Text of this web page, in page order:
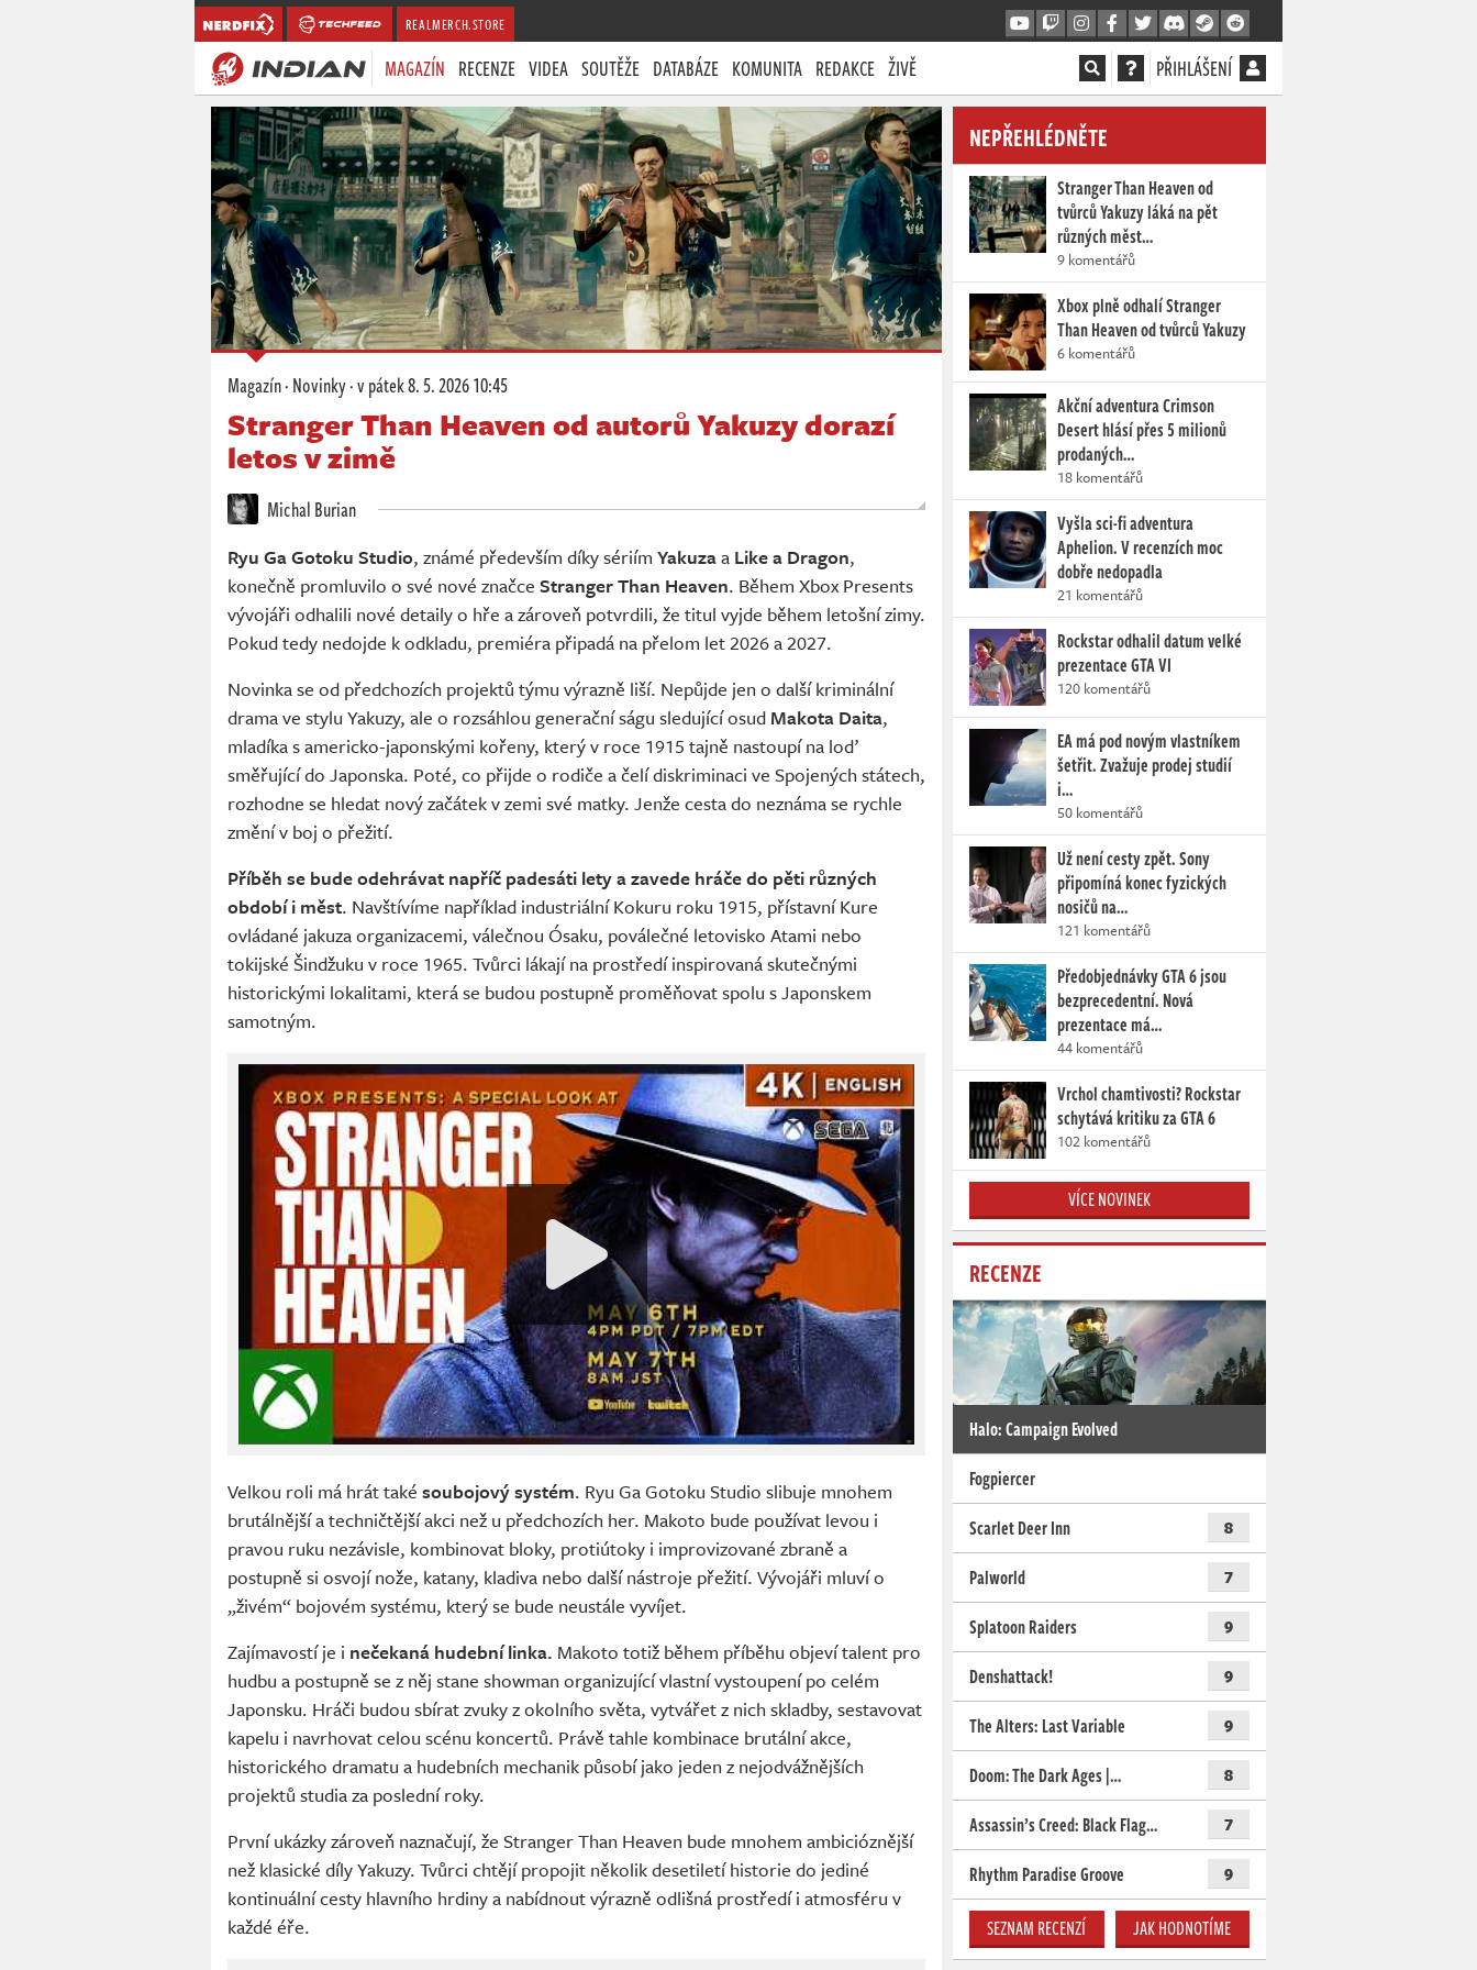
REALMERCH.STORE
MAGAZÍN RECENZE VIDEA SOUTĚŽE DATABÁZE KOMUNITA REDAKCE ŽIVĚ PŘIHLÁŠENÍ
Magazín·Novinky·v pátek8. 5. 2026 10:45
Stranger Than Heaven od autorů Yakuzy dorazí
letos v zimě
Michal Burian
Ryu Ga Gotoku Studio, známé především díky sériím Yakuzaa Like a Dragon,
konečně promluvilo o své nové značce Stranger Than Heaven. Během Xbox Presents
vývojáři odhalili nové detaily o hře a zároveň potvrdili, že titul vyjde během letošní zimy.
Pokud tedy nedojde k odkladu, premiéra připadá na přelom let 2026 a 2027.
Novinka se od předchozích projektů týmu výrazně liší. Nepůjde jen o další kriminální
drama ve stylu Yakuzy, ale o rozsáhlou generační ságu sledující osud Makota Daita,
mladíka s americko-japonskými kořeny, který v roce 1915 tajně nastoupí na loď
směřující do Japonska. Poté, co přijde o rodiče a čelí diskriminaci ve Spojených státech,
rozhodne se hledat nový začátek v zemi své matky. Jenže cesta do neznáma se rychle
změní v boj o přežití.
Příběh se bude odehrávat napříč padesáti lety a zavede hráče do pěti různých
období i měst. Navštívíme například industriální Kokuru roku 1915, přístavní Kure
ovládané jakuza organizacemi, válečnou Ósaku, poválečné letovisko Atami nebo
tokijské Šindžuku v roce 1965. Tvůrci lákají na prostředí inspirovaná skutečnými
historickými lokalitami, která se budou postupně proměňovat spolu s Japonskem
samotným.
Velkou roli má hrát také soubojový systém. Ryu Ga Gotoku Studio slibuje mnohem
brutálnější a techničtější akci než u předchozích her. Makoto bude používat levou i
pravou ruku nezávisle, kombinovat bloky, protiútoky i improvizované zbraně a
postupně si osvojí nože, katany, kladiva nebo další nástroje přežití. Vývojáři mluví o
„živém“ bojovém systému, který se bude neustále vyvíjet.
Zajímavostí je i nečekaná hudební linka. Makoto totiž během příběhu objeví talent pro
hudbu a postupně se z něj stane showman organizující vlastní vystoupení po celém
Japonsku. Hráči budou sbírat zvuky z okolního světa, vytvářet z nich skladby, sestavovat
kapelu i navrhovat celou scénu koncertů. Právě tahle kombinace brutální akce,
historického dramatu a hudebních mechanik působí jako jeden z nejodvážnějších
projektů studia za poslední roky.
První ukázky zároveň naznačují, že Stranger Than Heaven bude mnohem ambicióznější
než klasické díly Yakuzy. Tvůrci chtějí propojit několik desetiletí historie do jediné
kontinuální cesty hlavního hrdiny a nabídnout výrazně odlišná prostředí i atmosféru v
každé éře.
NEPŘEHLÉDNĚTE
Stranger Than Heaven od
tvůrců Yakuzy láká na pět
různých měst…
9 komentářů
Xbox plně odhalí Stranger
Than Heaven od tvůrců Yakuzy
6 komentářů
Akční adventura Crimson
Desert hlásí přes 5 milionů
prodaných…
18 komentářů
Vyšla sci-fi adventura
Aphelion. V recenzích moc
dobře nedopadla
21 komentářů
Rockstar odhalil datum velké
prezentace GTA VI
120 komentářů
EA má pod novým vlastníkem
šetřit. Zvažuje prodej studií
i…
50 komentářů
Už není cesty zpět. Sony
připomíná konec fyzických
nosičů na…
121 komentářů
Předobjednávky GTA 6 jsou
bezprecedentní. Nová
prezentace má…
44 komentářů
Vrchol chamtivosti? Rockstar
schytává kritiku za GTA 6
102 komentářů
VÍCE NOVINEK
RECENZE
Halo: Campaign Evolved
Fogpiercer
Scarlet Deer Inn
8
Palworld 7
Splatoon Raiders 9
Denshattack! 9
The Alters: Last Variable 9
Doom: The Dark Ages |… 8
Assassin’s Creed: Black Flag… 7
Rhythm Paradise Groove 9
SEZNAM RECENZÍ JAK HODNOTÍME